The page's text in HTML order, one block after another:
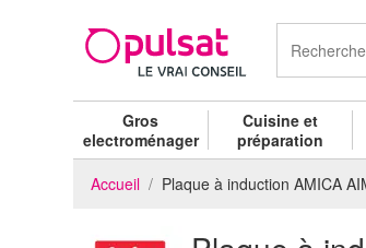
Gros
electroménager
Cuisine et
préparation
Accueil
Plaque à induction AMICA